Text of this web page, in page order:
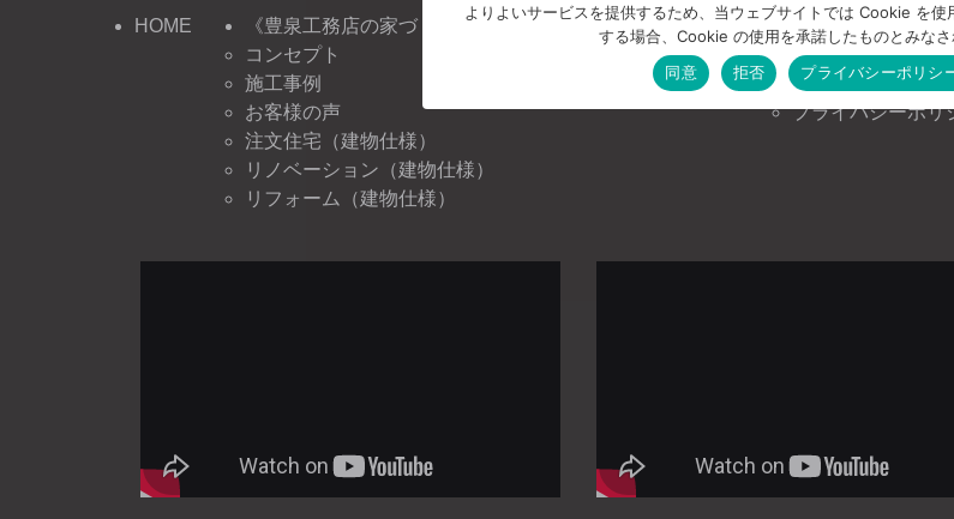
HOME
《豊泉工務店の家づくり》
コンセプト
施工事例
お客様の声
注文住宅（建物仕様）
リノベーション（建物仕様）
リフォーム（建物仕様）
《豊泉工務店の情報》
ニュース＆トピックス
イベント情報
《豊泉工務店につ
会社案内
お問い合わせ
プライバシーポリ
よりよいサービスを提供するため、当ウェブサイトでは Cookie を使
する場合、Cookie の使用を承諾したものとみなさ
同意
拒否 プライバシーポリシ